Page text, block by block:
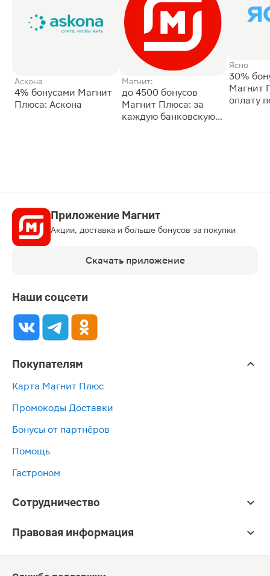
Аскона
4% бонусами Магнит
Плюса: Аскона
Магнит:
до 4500 бонусов
Магнит Плюса: за
каждую банковскую
Ясно
30%
Магнит
оплату
Приложение Магнит
Акции, доставка и больше бонусов за покупки
Скачать приложение
Наши соцсети
Покупателям
Карта Магнит Плюс
Промокоды Доставки
Бонусы от партнёров
Помощь
Гастроном
Сотрудничество
Правовая информация